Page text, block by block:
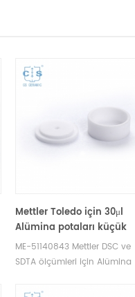
Mettler Toledo için 30μl
Alümina potaları küçük
kapaklı ME-51140843
(Numune tavaları)
ME-51140843 Mettler DSC ve
SDTA ölçümleri için Alümina
Toledo potaları ve numune